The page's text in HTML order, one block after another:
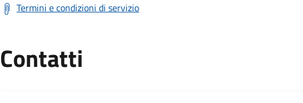
Termini e condizioni di servizio
Contatti